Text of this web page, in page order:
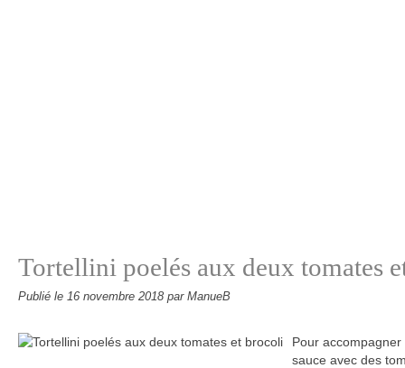
Tortellini poelés aux deux tomates
Publié le 16 novembre 2018 par ManueB
Pour
sauce avec des